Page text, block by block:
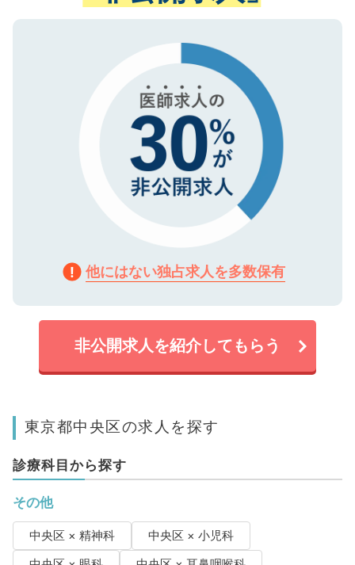
で、機密保持に関してもご安心ください。
ない方には、長期的なサポートが可能です
ので、まずはご登録ください。
他にはない独占求人を多数保有
非公開求人を紹介してもらう
東京都中央区の求人を探す
診療科目から探す
その他
中央区 × 精神科
中央区 × 小児科